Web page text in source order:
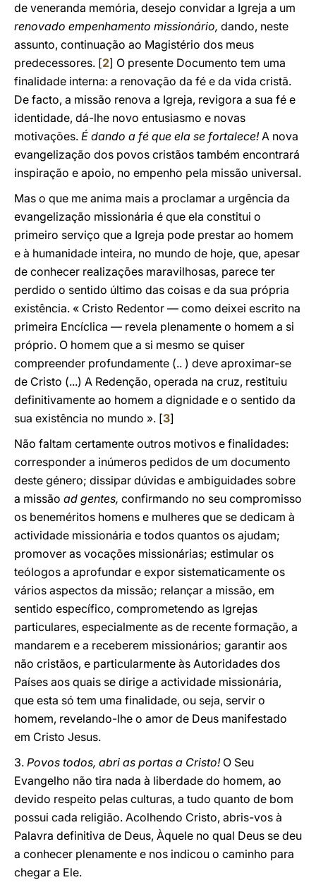
de veneranda memória, desejo convidar a Igreja a um
renovado empenhamento missionário, dando, neste
assunto, continuação ao Magistério dos meus
predecessores. [2] O presente Documento tem uma
finalidade interna: a renovação da fé e da vida cristã.
De facto, a missão renova a Igreja, revigora a sua fé e
identidade, dá-lhe novo entusiasmo e novas
motivações. É dando a fé que ela se fortalece!A nova
evangelização dos povos cristãos também encontrará
inspiração e apoio, no empenho pela missão universal.
Mas o que me anima mais a proclamar a urgência da
evangelização missionária é que ela constitui o
primeiro serviço que a Igreja pode prestar ao homem
e à humanidade inteira, no mundo de hoje, que, apesar
de conhecer realizações maravilhosas, parece ter
perdido o sentido último das coisas e da sua própria
existência. « Cristo Redentor — como deixei escrito na
primeira Encíclica — revela plenamente o homem a si
próprio. O homem que a si mesmo se quiser
compreender profundamente (.. ) deve aproximar-se
de Cristo (...) A Redenção, operada na cruz, restituiu
definitivamente ao homem a dignidade e o sentido da
sua existência no mundo ». [3]
Não faltam certamente outros motivos e finalidades:
corresponder a inúmeros pedidos de um documento
deste género; dissipar dúvidas e ambiguidades sobre
a missão ad gentes, confirmando no seu compromisso
os beneméritos homens e mulheres que se dedicam à
actividade missionária e todos quantos os ajudam;
promover as vocações missionárias; estimular os
teólogos a aprofundar e expor sistematicamente os
vários aspectos da missão; relançar a missão, em
sentido específico, comprometendo as Igrejas
particulares, especialmente as de recente formação, a
mandarem e a receberem missionários; garantir aos
não cristãos, e particularmente às Autoridades dos
Países aos quais se dirige a actividade missionária,
que esta só tem uma finalidade, ou seja, servir o
homem, revelando-lhe o amor de Deus manifestado
em Cristo Jesus.
3. Povos todos, abri as portas a Cristo!O Seu
Evangelho não tira nada à liberdade do homem, ao
devido respeito pelas culturas, a tudo quanto de bom
possui cada religião. Acolhendo Cristo, abris-vos à
Palavra definitiva de Deus, Àquele no qual Deus se deu
a conhecer plenamente e nos indicou o caminho para
chegar a Ele.